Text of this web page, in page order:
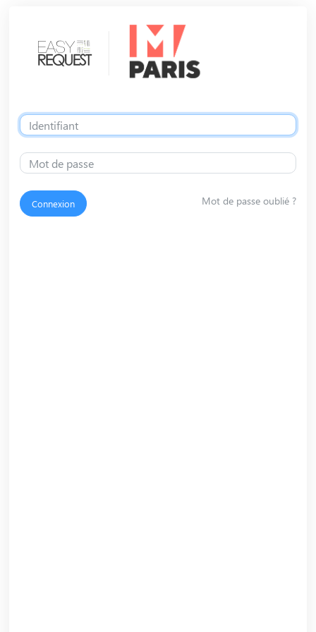
Connexion Mot de passe oublié ?